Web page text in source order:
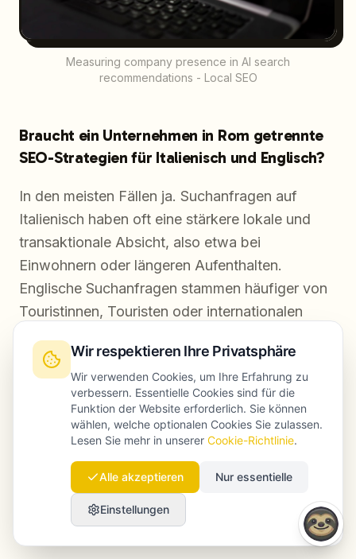
Measuring company presence in AI search
recommendations - Local SEO
Braucht ein Unternehmen in Rom getrennte
SEO-Strategien für Italienisch und Englisch?
In den meisten Fällen ja. Suchanfragen auf
Italienisch haben oft eine stärkere lokale und
transaktionale Absicht, also etwa bei
Einwohnern oder längeren Aufenthalten.
Englische Suchanfragen stammen häufiger von
Touristinnen, Touristen oder internationalen
sich Content-Strategie, Keyword-Ausrichtung
und teilweise sogar die Prioritäten bei den GBP-
Kategorien. Vor allem touristisch ausgerichtete
Unternehmen profitieren von einer konsequent
zweisprachigen Strategie.
Welche Rolle spielt AI-Suche 2026 im lokalen
Markt in Italien?
Wir respektieren Ihre Privatsphäre
Wir verwenden Cookies, um Ihre Erfahrung zu
verbessern. Essentielle Cookies sind für die
Funktion der Website erforderlich. Sie können
wählen, welche optionalen Cookies Sie zulassen.
Lesen Sie mehr in unserer Cookie-Richtlinie.
Alle akzeptieren Nur essentielle
Einstellungen